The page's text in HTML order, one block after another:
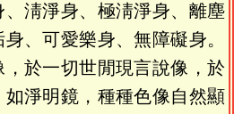
淸淨身、極淸淨身、離塵
、可愛樂身、無障礙身。
於一切世閒現言說像，於
淨明鏡，種種色像自然顯